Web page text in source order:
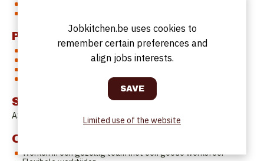
Profile
Je hebt een gastvrije en energieke uitstraling
Je kan goed omgaan met drukte en blijft altijd vriendelijk
e bent flexibel inzetbaar, ook in de avonden en weekenden
Start date
ASAP
Offer
Werken in een gezellig team met een goede werksfeer
Jobkitchen.be uses cookies to
remember certain preferences and
align jobs interests.
Limited use of the website